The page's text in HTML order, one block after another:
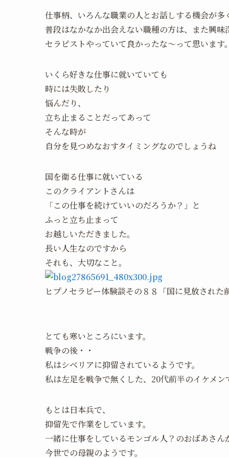
仕事柄、いろんな職業の人とお話しする機会が多
普段はなかなか出会えない職種の方は、また興味
セラピストやっていて良かったな～って思います。
いくら好きな仕事に就いていても
時には失敗したり
悩んだり、
立ち止まることだってあって
そんな時が
自分を見つめなおすタイミングなのでしょうね
国を衛る仕事に就いている
このクライアントさんは
「この仕事を続けていいのだろうか？」と
ふっと立ち止まって
お越しいただきました。
長い人生なのですから
それも、大切なこと。
ヒプノセラピー体験談その８８「国に見放された
とても寒いところにいます。
戦争の後・・
私はシベリアに抑留されているようです。
私は左足を戦争で無くした、20代前半のイケメン
もとは日本兵で、
抑留先で作業をしています。
一緒に仕事をしているモンゴル人？のおばあさん
今世での母親のようです。